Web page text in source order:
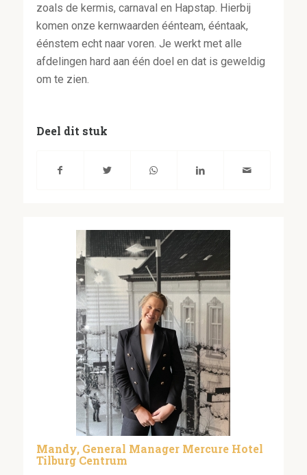
zoals de kermis, carnaval en Hapstap. Hierbij
komen onze kernwaarden éénteam, ééntaak,
éénstem echt naar voren. Je werkt met alle
afdelingen hard aan één doel en dat is geweldig
om te zien.
Deel dit stuk
Mandy, General Manager Mercure Hotel
Tilburg Centrum